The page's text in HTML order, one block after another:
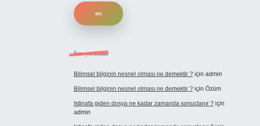
Son yorumlar
Bilimsel bilginin nesnel olması ne demektir ?için admin
Bilimsel bilginin nesnel olması ne demektir ?için Özüm
Istinafa giden dosya ne kadar zamanda sonuçlanır ?için
admin